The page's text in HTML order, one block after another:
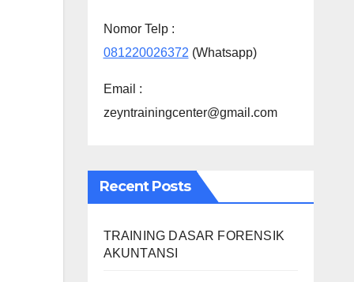
Nomor Telp :
081220026372 (Whatsapp)
Email :
zeyntrainingcenter@gmail.com
Recent Posts
TRAINING DASAR FORENSIK
AKUNTANSI